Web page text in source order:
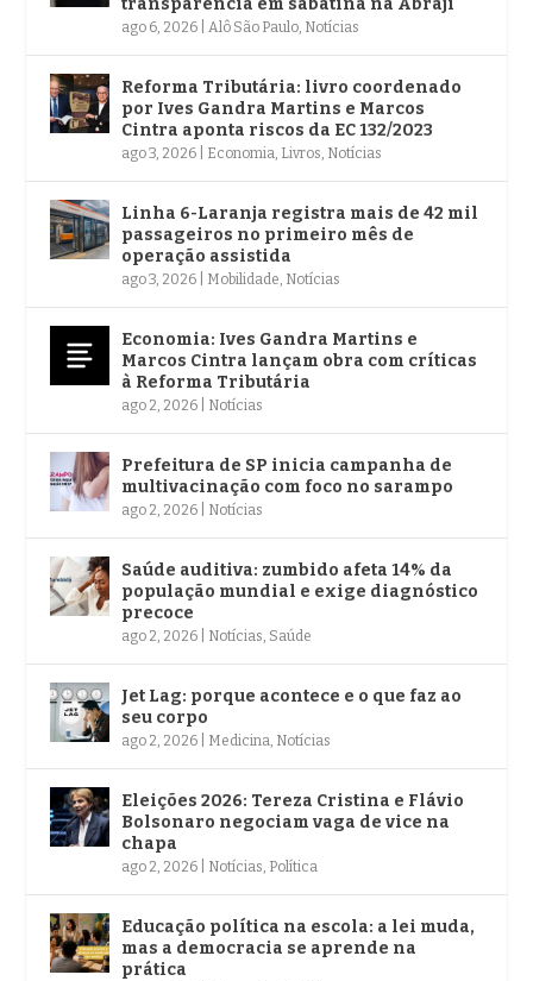
ago 6, 2026 Alô São Paulo Notícias
Reforma Tributária: livro coordenado
por Ives Gandra Martins e Marcos
Cintra aponta riscos da EC 132/2023
ago 3, 2026 Economia Livros Notícias
Linha 6-Laranja registra mais de 42 mil
passageiros no primeiro mês de
operação assistida
ago 3, 2026 Mobilidade Notícias
Economia: Ives Gandra Martins e
Marcos Cintra lançam obra com críticas
à Reforma Tributária
ago 2, 2026 Notícias
Prefeitura de SP inicia campanha de
multivacinação com foco no sarampo
ago 2, 2026 Notícias
Saúde auditiva: zumbido afeta 14% da
população mundial e exige diagnóstico
precoce
ago 2, 2026 Notícias Saúde
Jet Lag: porque acontece e o que faz ao
seu corpo
ago 2, 2026 Medicina Notícias
Eleições 2026: Tereza Cristina e Flávio
Bolsonaro negociam vaga de vice na
chapa
ago 2, 2026 Notícias Política
Educação política na escola: a lei muda,
mas a democracia se aprende na
prática